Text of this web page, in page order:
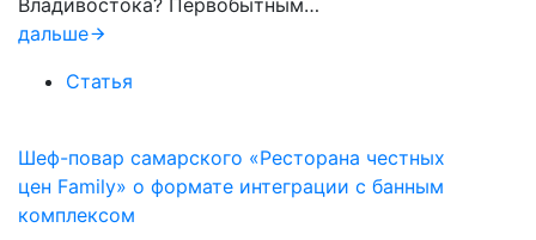
Владивостока? Первобытным…
дальше
Статья
Шеф-повар самарского «Ресторана честных
цен Family» о формате интеграции с банным
комплексом